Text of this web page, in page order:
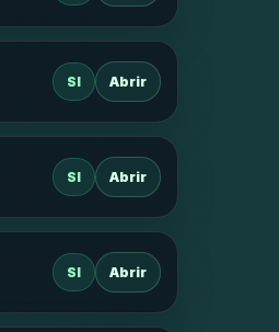
SI Abrir
SI Abrir
SI Abrir